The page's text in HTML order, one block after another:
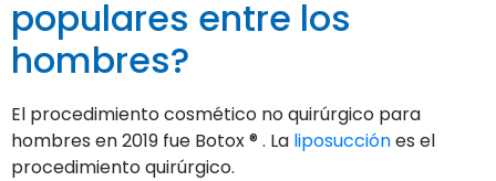
populares entre los
hombres?
El procedimiento cosmético no quirúrgico para
hombres en 2019 fue Botox ® . La liposucciónes el
procedimiento quirúrgico.